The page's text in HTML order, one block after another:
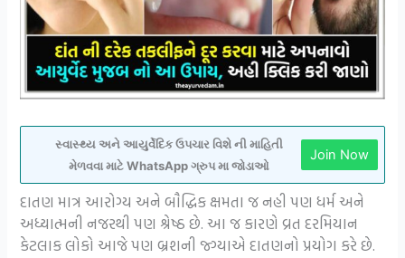
સ્વાસ્થ્ય અને આયુર્વેદિક ઉપચાર વિશે ની માહિતી
મેળવવા માટે WhatsApp ગ્રુપ મા જોડાઓ
Join Now
દાતણ માત્ર આરોગ્ય અને બૌદ્ધિક ક્ષમતા જ નહી પણ ધર્મ અને
અધ્યાત્મની નજરથી પણ શ્રેષ્ઠ છે. આ જ કારણે વ્રત દરમિયાન
કેટલાક લોકો આજે પણ બ્રશની જ્ગ્યાએ દાતણનો પ્રયોગ કરે છે.